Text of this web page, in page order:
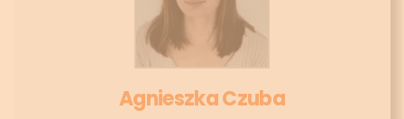
Agnieszka Czuba